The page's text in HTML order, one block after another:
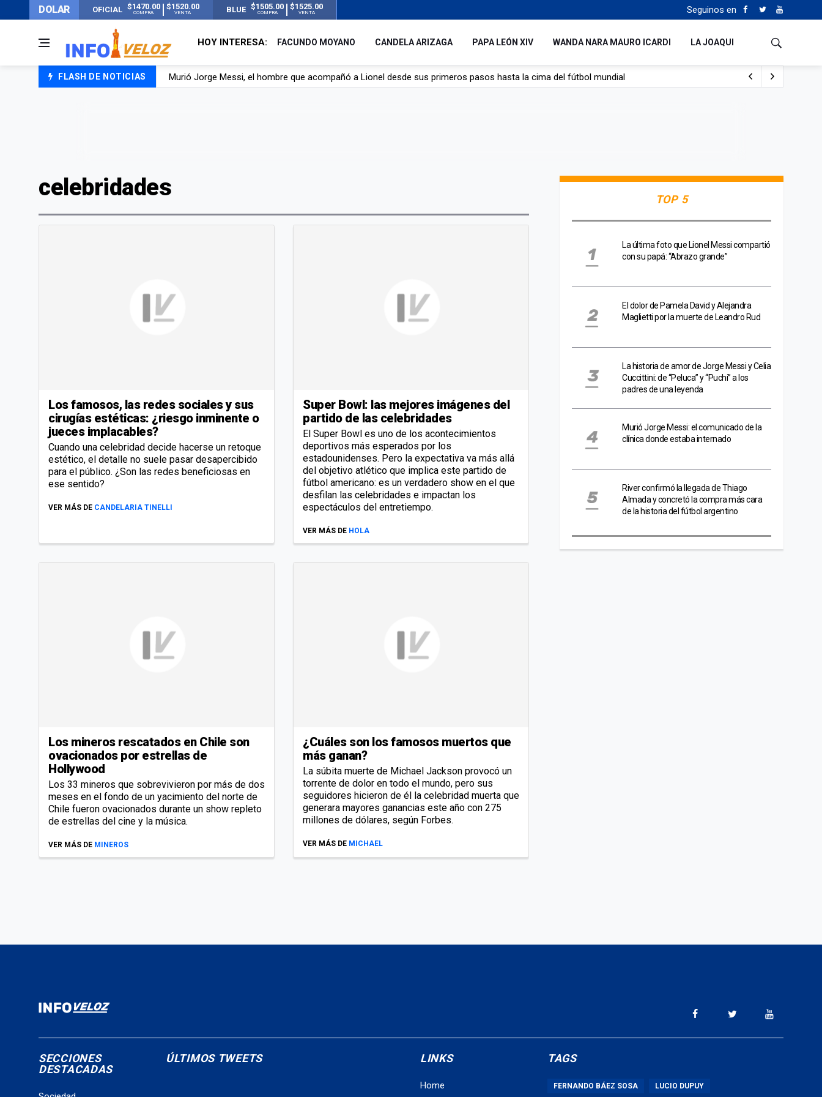
DOLAR OFICIAL $1470.00
COMPRA
$1520.00
VENTA BLUE $1505.00
COMPRA
$1525.00
VENTA Seguinos en
HOY INTERESA: FACUNDO MOYANO CANDELA ARIZAGA PAPA LEÓN XIV WANDA NARA MAURO ICARDI LA JOAQUI
FLASH DE NOTICIAS
Los mensajes de Newell’s y el resto del mundo del fútbol tras la muerte de Jorge Messi
celebridades
Los famosos, las redes sociales y sus
cirugías estéticas: ¿riesgo inminente o
jueces implacables?
Cuando una celebridad decide hacerse un retoque
estético, el detalle no suele pasar desapercibido
para el público. ¿Son las redes beneficiosas en
ese sentido?
VER MÁS DE CANDELARIA TINELLI
Super Bowl: las mejores imágenes del
partido de las celebridades
El Super Bowl es uno de los acontecimientos
deportivos más esperados por los
estadounidenses. Pero la expectativa va más allá
del objetivo atlético que implica este partido de
fútbol americano: es un verdadero show en el que
desfilan las celebridades e impactan los
espectáculos del entretiempo.
VER MÁS DE HOLA
Los mineros rescatados en Chile son
ovacionados por estrellas de
Hollywood
Los 33 mineros que sobrevivieron por más de dos
meses en el fondo de un yacimiento del norte de
Chile fueron ovacionados durante un show repleto
de estrellas del cine y la música.
VER MÁS DE MINEROS
¿Cuáles son los famosos muertos que
más ganan?
La súbita muerte de Michael Jackson provocó un
torrente de dolor en todo el mundo, pero sus
seguidores hicieron de él la celebridad muerta que
generara mayores ganancias este año con 275
millones de dólares, según Forbes.
VER MÁS DE MICHAEL
TOP 5
La última foto que Lionel Messi compartió
con su papá: “Abrazo grande”
El dolor de Pamela David y Alejandra
Maglietti por la muerte de Leandro Rud
La historia de amor de Jorge Messi y Celia
Cuccittini: de “Peluca” y “Puchi” a los
padres de una leyenda
Murió Jorge Messi: el comunicado de la
clínica donde estaba internado
River confirmó la llegada de Thiago
Almada y concretó la compra más cara
de la historia del fútbol argentino
SECCIONES
DESTACADAS
ÚLTIMOS TWEETS LINKS
Home
TAGS
FERNANDO BÁEZ SOSA LUCIO DUPUY